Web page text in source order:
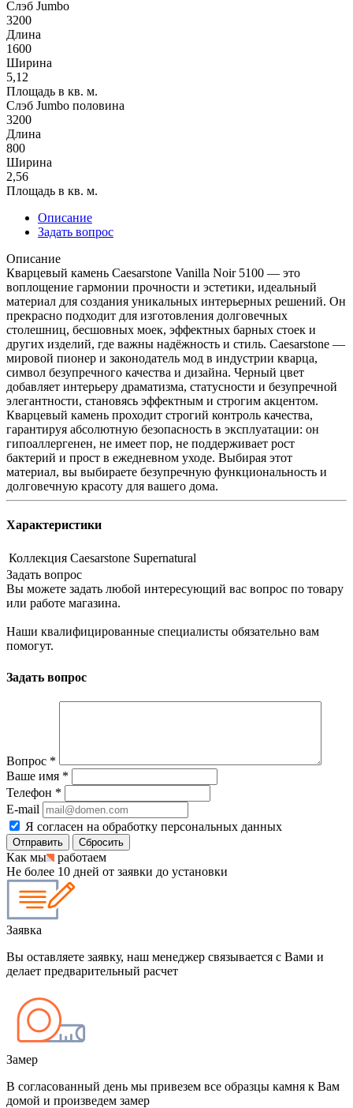
Слэб Jumbo
3200
Длина
1600
Ширина
5,12
Площадь в кв. м.
Слэб Jumbo половина
3200
Длина
800
Ширина
2,56
Площадь в кв. м.
Описание
Задать вопрос
Описание
Кварцевый камень Caesarstone Vanilla Noir 5100 — это
воплощение гармонии прочности и эстетики, идеальный
материал для создания уникальных интерьерных решений. Он
прекрасно подходит для изготовления долговечных
столешниц, бесшовных моек, эффектных барных стоек и
других изделий, где важны надёжность и стиль. Caesarstone —
мировой пионер и законодатель мод в индустрии кварца,
символ безупречного качества и дизайна. Черный цвет
добавляет интерьеру драматизма, статусности и безупречной
элегантности, становясь эффектным и строгим акцентом.
Кварцевый камень проходит строгий контроль качества,
гарантируя абсолютную безопасность в эксплуатации: он
гипоаллергенен, не имеет пор, не поддерживает рост
бактерий и прост в ежедневном уходе. Выбирая этот
материал, вы выбираете безупречную функциональность и
долговечную красоту для вашего дома.
Характеристики
Коллекция Caesarstone Supernatural
Задать вопрос
Вы можете задать любой интересующий вас вопрос по товару
или работе магазина.
Наши квалифицированные специалисты обязательно вам
помогут.
Задать вопрос
Вопрос *
Ваше имя *
Телефон *
E-mail
Я согласен на обработку персональных данных
Сбросить
Как мы
работаем
Не более 10 дней от заявки до установки
Заявка
Вы оставляете заявку, наш менеджер связывается с Вами и
делает предварительный расчет
Замер
В согласованный день мы привезем все образцы камня к Вам
домой и произведем замер